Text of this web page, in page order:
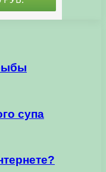
супа